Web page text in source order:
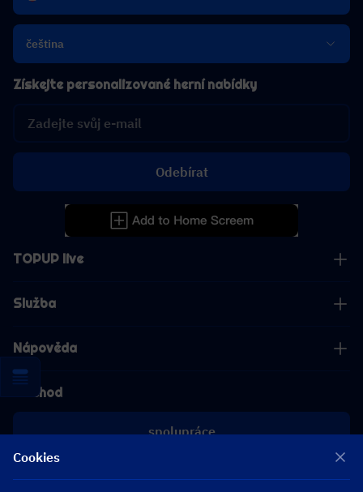
čeština
TOPUP live
Služba
Nápověda
Obchod
spolupráce
Získejte personalizované herní nabídky
Odebírat
Cookies